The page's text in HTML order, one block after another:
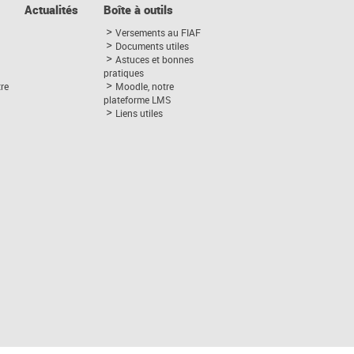
Actualités Boîte à outils
Versements au FIAF
Documents utiles
Astuces et bonnes
pratiques
Moodle, notre
plateforme LMS
Liens utiles